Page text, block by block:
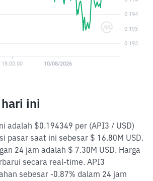
ini
adalah $0.194349 per (API3 / USD)
pasar saat ini sebesar $ 16.80M USD.
24 jam adalah $ 7.30M USD. Harga
secara real-time. API3
sebesar -0.87% dalam 24 jam